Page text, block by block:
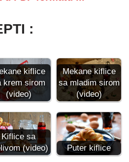
:
kiflice
krem sirom
(video)
Mekane kiflice
sa mladim sirom
(video)
Kiflice sa
(video)
Puter kiflice